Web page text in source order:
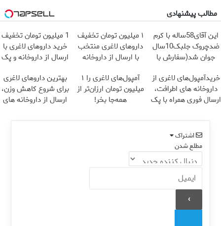
مطالب پیشنهادی
این آقای58ساله با کرم
ضدچروک جلبک10سال
جوان شد(سفارش با
۱ میلیون تومان تخفیف
داروهای لاغری منتخب
با ارسال از داروخانه
1 میلیون تومان تخفیف
خرید داروهای لاغری با
ارسال از داروخانه و پک
خریدآمپول‌های لاغری از
داروخانه های اطرافت،
ارسال فوری همراه با پک
آمپول‌های لاغری را ۱
میلیون تومان ارزان‌تر از
همه‌جا بخر!
بهترین داروهای لاغری
برای شروع کاهش وزن،
ارسال از داروخانه های
اشتراک
مطلع شدن